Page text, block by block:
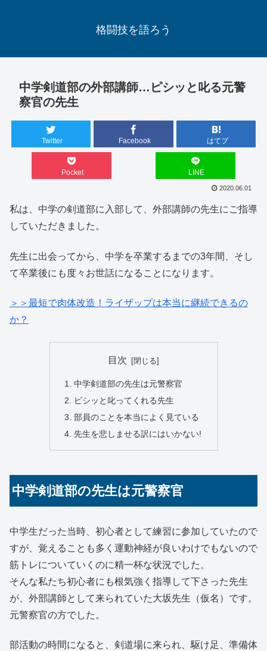
格闘技を語ろう
中学剣道部の外部講師…ピシッと叱る元警
察官の先生
Twitter Facebook はてブ
Pocket LINE
2020.06.01
私は、中学の剣道部に入部して、外部講師の先生にご指導
していただきました。
先生に出会ってから、中学を卒業するまでの3年間、そし
て卒業後にも度々お世話になることになります。
＞＞最短で肉体改造！ライザップは本当に継続できるの
か？
目次
中学剣道部の先生は元警察官
ピシッと叱ってくれる先生
部員のことを本当によく見ている
先生を悲しませる訳にはいかない!
中学剣道部の先生は元警察官
中学生だった当時、初心者として練習に参加していたので
すが、覚えることも多く運動神経が良いわけでもないので
筋トレについていくのに精一杯な状況でした。
そんな私たち初心者にも根気強く指導して下さった先生
が、外部講師として来られていた大坂先生（仮名）です。
元警察官の方でした。
部活動の時間になると、剣道場に来られ、駆け足、準備体